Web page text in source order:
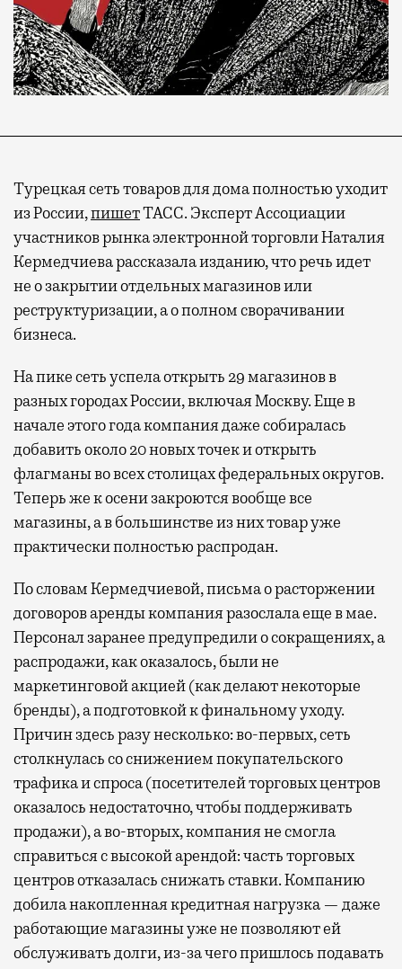
Современный путешественник часто берет
с собой не только чемодан, но и ноутбук.
А ожидание рейса все чаще превращается
не в потерянное время, а в возможность
спокойно закончить дела или спланировать
активности в путешествии, например
забронировать нужные билеты и рестораны.
Бизнес-зал становится местом, где можно
провести переговоры, поработать или просто
выпить кофе, наблюдая сквозь панорамные
окна за тем, как взлетают и садятся
самолеты. В Москве нет недостатка
в лаунжах. В аэропортах их обычно
несколько — в разных зонах воздушных
гаваней. На некоторых вокзалах — тоже.
Лаунжи доступны на Ленинградском,
и Курском вокзалах.
Попасть в бизнес-залы
могут держатели карт Mir Supreme. Причем
не только в столице. Всего доступно более
1000 бизнес-залов по всему миру.
Турецкая сеть товаров для дома полностью уходит
из России,пишетТАСС. Эксперт Ассоциации
участников рынка электронной торговли Наталия
Кермедчиева рассказала изданию, что речь идет
не о закрытии отдельных магазинов или
реструктуризации, а о полном сворачивании
бизнеса.
На пике сеть успела открыть 29 магазинов в
разных городах России, включая Москву. Еще в
начале этого года компания даже собиралась
добавить около 20 новых точек и открыть
флагманы во всех столицах федеральных округов.
Теперь же к осени закроются вообще все
магазины, а в большинстве из них товар уже
практически полностью распродан.
По словам Кермедчиевой, письма о расторжении
договоров аренды компания разослала еще в мае.
Персонал заранее предупредили о сокращениях, а
распродажи, как оказалось, были не
маркетинговой акцией (как делают некоторые
бренды), а подготовкой к финальному уходу.
Причин здесь разу несколько: во-первых, сеть
столкнулась со снижением покупательского
трафика и спроса (посетителей торговых центров
оказалось недостаточно, чтобы поддерживать
продажи), а во-вторых, компания не смогла
справиться с высокой арендой: часть торговых
центров отказалась снижать ставки. Компанию
добила накопленная кредитная нагрузка — даже
работающие магазины уже не позволяют ей
обслуживать долги, из-за чего пришлось подавать